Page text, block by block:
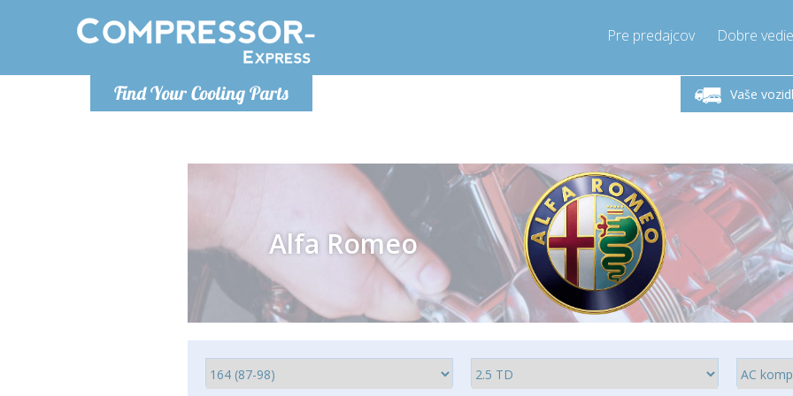
Find Your Cooling Parts
Pre predajcov Dobre
Vaše
Pondelok-Piatok 9-17h
Zavolajte teraz!
+421905357897
Alfa Romeo